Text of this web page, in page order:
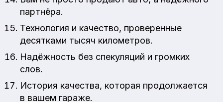
партнёра.
Технология и качество, проверенные
десятками тысяч километров.
Надёжность без спекуляций и громких
слов.
История качества, которая продолжается
в вашем гараже.